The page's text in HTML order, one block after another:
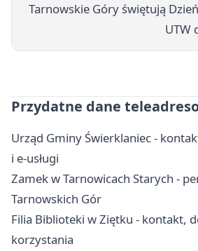
Tarnowskie Góry świętują
UTW
Przydatne dane
Urząd Gminy Świerklaniec -
i e-usługi
Zamek w Tarnowicach Starych -
Tarnowskich Gór
Filia Biblioteki w Ziętku - kontakt,
korzystania